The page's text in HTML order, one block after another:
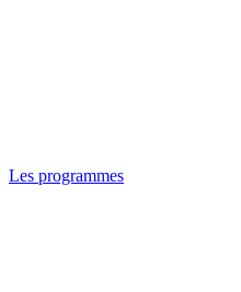
Les programmes